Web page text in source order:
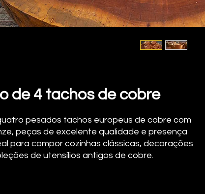
de 4 tachos de cobre
pesados tachos europeus de cobre com
peças de excelente qualidade e presença
para compor cozinhas clássicas, decorações
de utensílios antigos de cobre.